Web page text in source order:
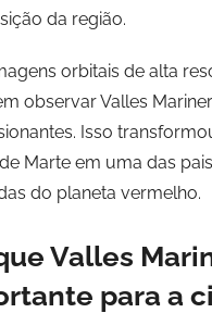
da região.
orbitais de alta
observar Valles
Isso
Marte em uma das
do planeta vermelho.
Valles
para a